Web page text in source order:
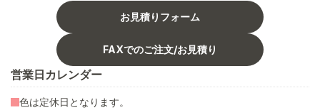
お見積りフォーム
FAXでのご注文/お見積り
営業日カレンダー
色は定休日となります。